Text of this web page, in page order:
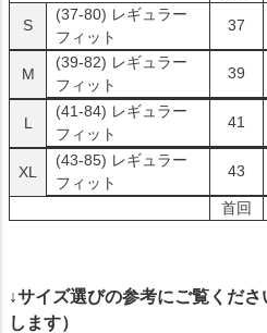
S
(37-80) レギュラー
フィット
37
M
(39-82) レギュラー
フィット
39
L
(41-84) レギュラー
フィット
41
XL
(43-85) レギュラー
フィット
43
首回
↓サイズ選びの参考にご覧くだ
します）